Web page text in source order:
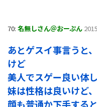
70: 名無しさん＠おーぷん
あとゲスイ事言うと
けど
美人でスゲー良い体
妹は性格は良いけど
顔も普通か下手する